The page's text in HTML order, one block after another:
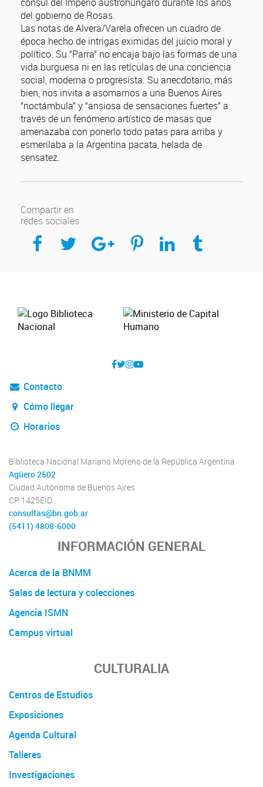
del gobierno de Rosas.
Las notas de Alvera/Varela ofrecen un cuadro de
época hecho de intrigas eximidas del juicio moral y
político. Su “Parra” no encaja bajo las formas de una
vida burguesa ni en las retículas de una conciencia
social, moderna o progresista. Su anecdotario, más
bien, nos invita a asomarnos a una Buenos Aires
“noctámbula” y “ansiosa de sensaciones fuertes” a
través de un fenómeno artístico de masas que
amenazaba con ponerlo todo patas para arriba y
esmerilaba a la Argentina pacata, helada de
sensatez.
Compartir en
redes sociales
Compartir en Facebook Compartir en Twitter Compartir en Google Plus Compartir en Pinterest Compartir en Linkedin Compartir en Tumblr
Contacto
Cómo llegar
Horarios
Biblioteca Nacional Mariano Moreno de la República Argentina
Agüero 2502
Ciudad Autónoma de Buenos Aires
CP 1425EID
consultas@bn.gob.ar
(5411) 4808-6000
INFORMACIÓN GENERAL
Acerca de la BNMM
Salas de lectura y colecciones
Agencia ISMN
Campus virtual
CULTURALIA
Centros de Estudios
Exposiciones
Agenda Cultural
Talleres
Investigaciones